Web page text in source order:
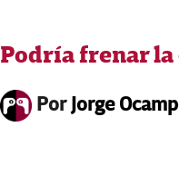
Podría frenar
PorJorge